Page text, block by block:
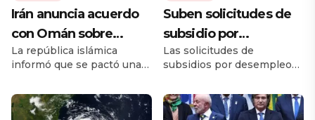
Irán anuncia acuerdo
con Omán sobre
Ormuz, pero avisa que
su reapertura
dependerá de lo que
haga Estados Unidos
La república islámica
informó que se pactó una
estratégico estrecho por
donde pasa la quinta parte
Suben solicitudes de
subsidio por
desempleo en EEUU,
pero despidos siguen
bajos
Las solicitudes de
subsidios por desempleo
ligeramente, pero los
despidos se mantienen en